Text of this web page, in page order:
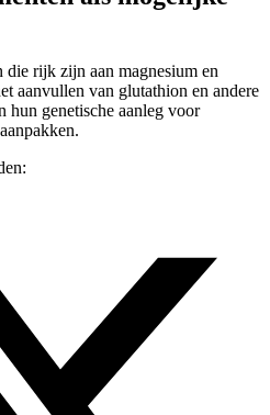
die rijk zijn aan magnesium en
aanvullen van glutathion en andere
hun genetische aanleg voor